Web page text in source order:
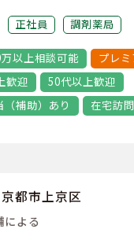
なく勤務ができる社
。
3
ア（東京・神奈川・
ニックモール中心に
ております。
正社員 調剤薬局
以上相談可能
プレ
歓迎
50代以上歓迎
（補助）あり
在宅訪
都市上京区
による